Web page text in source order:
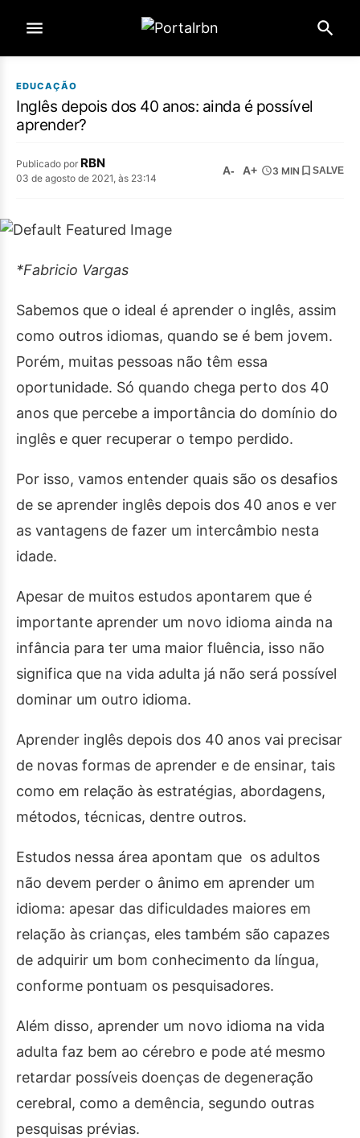
EDUCAÇÃO
Inglês depois dos 40 anos: ainda é possível
aprender?
Publicado por RBN
03 de agosto de 2021, às 23:14
A- A+ 3 MIN SALVE
*Fabricio Vargas
Sabemos que o ideal é aprender o inglês, assim
como outros idiomas, quando se é bem jovem.
Porém, muitas pessoas não têm essa
oportunidade. Só quando chega perto dos 40
anos que percebe a importância do domínio do
inglês e quer recuperar o tempo perdido.
Por isso, vamos entender quais são os desafios
de se aprender inglês depois dos 40 anos e ver
as vantagens de fazer um intercâmbio nesta
idade.
Apesar de muitos estudos apontarem que é
importante aprender um novo idioma ainda na
infância para ter uma maior fluência, isso não
significa que na vida adulta já não será possível
dominar um outro idioma.
Aprender inglês depois dos 40 anos vai precisar
de novas formas de aprender e de ensinar, tais
como em relação às estratégias, abordagens,
métodos, técnicas, dentre outros.
Estudos nessa área apontam que os adultos
não devem perder o ânimo em aprender um
idioma: apesar das dificuldades maiores em
relação às crianças, eles também são capazes
de adquirir um bom conhecimento da língua,
conforme pontuam os pesquisadores.
Além disso, aprender um novo idioma na vida
adulta faz bem ao cérebro e pode até mesmo
retardar possíveis doenças de degeneração
cerebral, como a demência, segundo outras
pesquisas prévias.